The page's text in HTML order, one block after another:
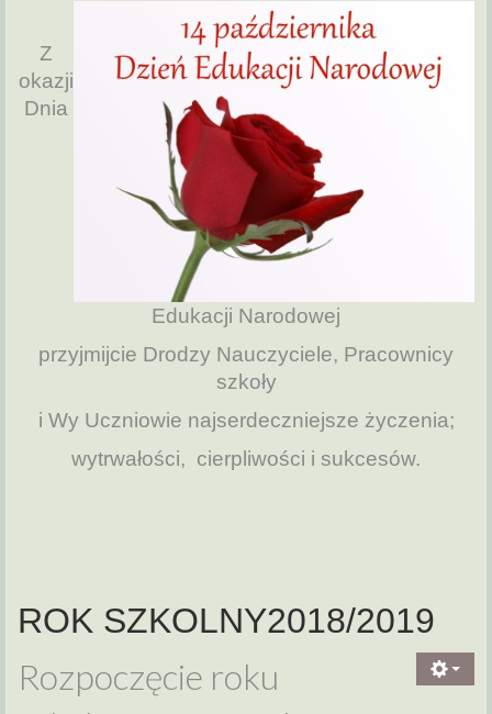
Z
okazji
Dnia
Edukacji Narodowej
przyjmijcie Drodzy Nauczyciele, Pracownicy
szkoły
i Wy Uczniowie najserdeczniejsze życzenia;
wytrwałości, cierpliwości i sukcesów.
ROK SZKOLNY2018/2019
Rozpoczęcie roku